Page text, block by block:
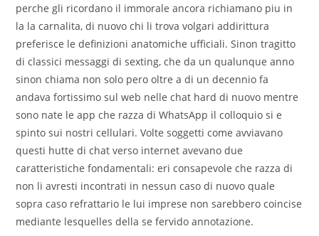
perche gli ricordano il immorale ancora richiamano piu in
la la carnalita, di nuovo chi li trova volgari addirittura
preferisce le definizioni anatomiche ufficiali. Sinon tragitto
di classici messaggi di sexting, che da un qualunque anno
sinon chiama non solo pero oltre a di un decennio fa
andava fortissimo sul web nelle chat hard di nuovo mentre
sono nate le app che razza di WhatsApp il colloquio si e
spinto sui nostri cellulari. Volte soggetti come avviavano
questi hutte di chat verso internet avevano due
caratteristiche fondamentali: eri consapevole che razza di
non li avresti incontrati in nessun caso di nuovo quale
sopra caso refrattario le lui imprese non sarebbero coincise
mediante lesquelles della se fervido annotazione.